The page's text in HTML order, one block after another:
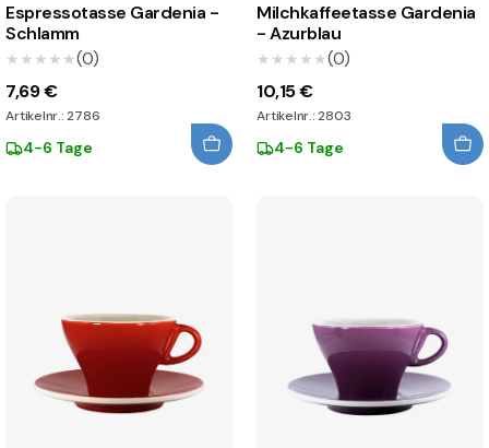
Espressotasse Gardenia -
Schlamm
★★★★★
★★★★★(0)
7,69 €
Artikelnr.: 2786
4-6 Tage
Milchkaffeetasse Gardenia
- Azurblau
★★★★★
★★★★★(0)
10,15 €
Artikelnr.: 2803
4-6 Tage